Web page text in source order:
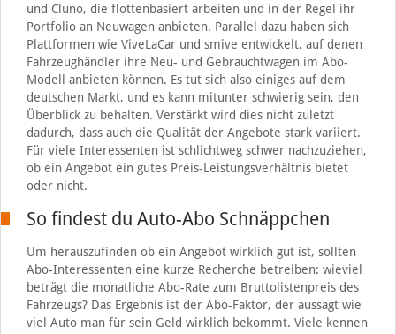
und Cluno, die flottenbasiert arbeiten und in der Regel ihr
Portfolio an Neuwagen anbieten. Parallel dazu haben sich
Plattformen wie ViveLaCar und smive entwickelt, auf denen
Fahrzeughändler ihre Neu- und Gebrauchtwagen im Abo-
Modell anbieten können. Es tut sich also einiges auf dem
deutschen Markt, und es kann mitunter schwierig sein, den
Überblick zu behalten. Verstärkt wird dies nicht zuletzt
dadurch, dass auch die Qualität der Angebote stark variiert.
Für viele Interessenten ist schlichtweg schwer nachzuziehen,
ob ein Angebot ein gutes Preis-Leistungsverhältnis bietet
oder nicht.
So findest du Auto-Abo Schnäppchen
Um herauszufinden ob ein Angebot wirklich gut ist, sollten
Abo-Interessenten eine kurze Recherche betreiben: wieviel
beträgt die monatliche Abo-Rate zum Bruttolistenpreis des
Fahrzeugs? Das Ergebnis ist der Abo-Faktor, der aussagt wie
viel Auto man für sein Geld wirklich bekommt. Viele kennen